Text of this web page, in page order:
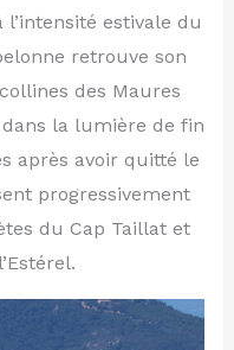
estivale du
retrouve son
des Maures
la lumière de fin
après avoir quitté le
progressivement
du Cap Taillat et